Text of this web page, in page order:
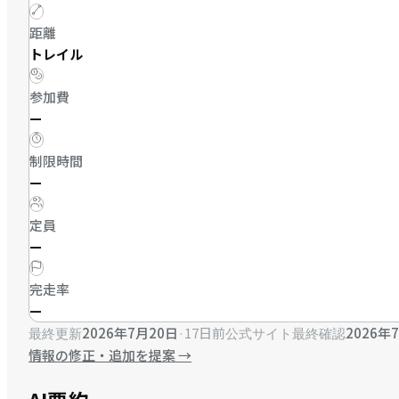
距離
トレイル
参加費
—
制限時間
—
定員
—
完走率
—
最終更新2026年7月20日 ·17日前公式サイト最終確認2026年
情報の修正・追加を提案→